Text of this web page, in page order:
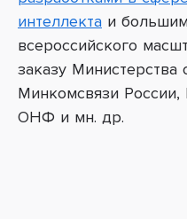
интеллекта и
всероссийского
заказу
Минкомсвязи
ОНФ и мн. др.